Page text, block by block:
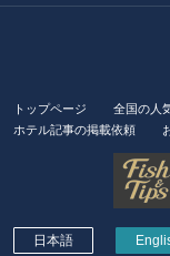
トップページ 全国の人
ホテル記事の掲載依頼
日本語